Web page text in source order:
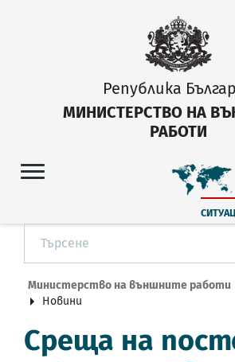
Република
МИНИСТЕРСТВО НА
РАБОТИ
Министерство на външните работи
Новини
Среща на